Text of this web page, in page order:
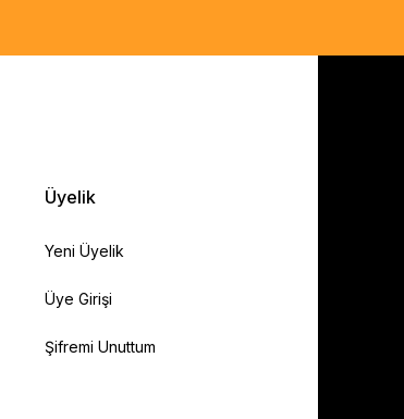
Üyelik
Yeni Üyelik
Üye Girişi
Şifremi Unuttum